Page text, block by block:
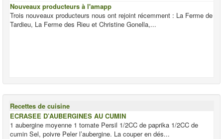
Nouveaux producteurs à l'amapp
Trois nouveaux producteurs nous ont rejoint récemment : La Ferme de
Tardieu, La Ferme des Rieu et Christine Gonella,...
Recettes de cuisine
ECRASEE D’AUBERGINES AU CUMIN
1 aubergine moyenne 1 tomate Persil 1/2CC de paprika 1/2CC de
cumin Sel, poivre Peler l’aubergine. La couper en dés...